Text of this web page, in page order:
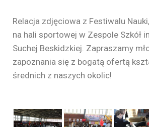
Relacja zdjęciowa z Festiwalu
na hali sportowej w Zespole Szkół
Suchej Beskidzkiej. Zapraszamy
zapoznania się z bogatą ofertą
średnich z naszych okolic!